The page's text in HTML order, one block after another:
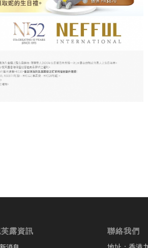
露資訊 聯絡我們